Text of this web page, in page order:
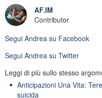
AF.IM
Contributor
Segui Andrea su Facebook
Segui Andrea su Twitter
Leggi di più sullo stesso
Anticipazioni Una Vita:
suicida